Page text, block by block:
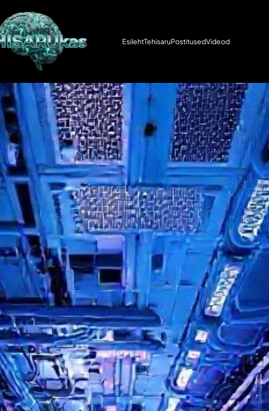
EsilehtTehisaruPostitusedVideod